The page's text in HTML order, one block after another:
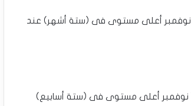
ارتفعت عملة أفَلانش بحوالي 38% ،وسجلت اليوم الثلاثاء الموافق 12 نوفمبر أعلى مستوى فى (ستة أشهر) عند
ارتفعت عملة تون كوين بحوالي 24% ،وسجلت يوم الاثنين الموافق 11 نوفمبر أعلى مستوى فى (ستة أسابيع)